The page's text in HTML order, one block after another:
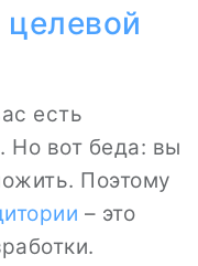
целевой
есть
Но вот беда: вы
Поэтому
– это